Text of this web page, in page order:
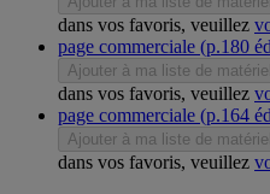
dans vos favoris, veuillez
page commerciale (p.180
Ajouter à ma liste de matériel
dans vos favoris, veuillez
page commerciale (p.164
Ajouter à ma liste de matériel
dans vos favoris, veuillez